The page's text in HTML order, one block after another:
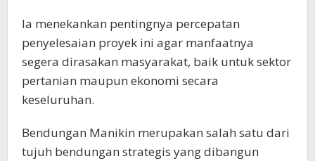
Ia menekankan pentingnya percepatan
penyelesaian proyek ini agar manfaatnya
segera dirasakan masyarakat, baik untuk sektor
pertanian maupun ekonomi secara
keseluruhan.
Bendungan Manikin merupakan salah satu dari
tujuh bendungan strategis yang dibangun